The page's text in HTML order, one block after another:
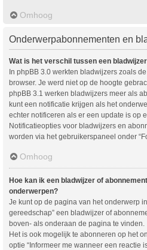
Omhoog
Onderwerpabonnementen en
Wat is het verschil tussen een
In phpBB 3.0 werkten bladwijzers zoals
browser. Je werd niet op de hoogte
phpBB 3.1 werken bladwijzers meer als
kunt een notificatie krijgen als het
echter notificeren als er een update is op
Notificatieopties voor bladwijzers en
worden via het gebruikerspaneel onder
Omhoog
Hoe kan ik een bladwijzer of
onderwerpen?
Je kunt op de pagina van het onderwerp
gereedschap” een bladwijzer of
boven- als onderaan de pagina te vinden.
Het is ook mogelijk te abonneren op het
optie “Informeer me wanneer een reactie